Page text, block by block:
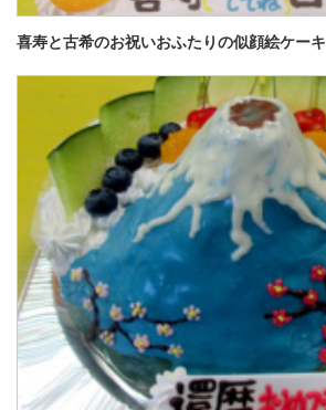
喜寿と古希のお祝いおふたりの似顔絵ケーキ